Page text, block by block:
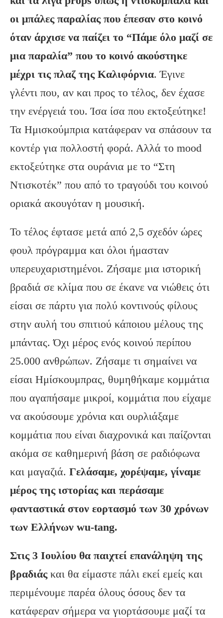
οι μπάλες παραλίας που έπεσαν στο κοινό
όταν άρχισε να παίζει το “Πάμε όλο μαζί σε
μια παραλία” που το κοινό ακούστηκε
μέχρι τις πλαζ της Καλιφόρνια. Έγινε
γλέντι που, αν και προς το τέλος, δεν έχασε
την ενέργειά του. Ίσα ίσα που εκτοξεύτηκε!
Τα Ημισκούμπρια κατάφεραν να σπάσουν τα
κοντέρ για πολλοστή φορά. Αλλά το mood
εκτοξεύτηκε στα ουράνια με το “Στη
Ντισκοτέκ” που από το τραγούδι του κοινού
οριακά ακουγόταν η μουσική.
Το τέλος έφτασε μετά από 2,5 σχεδόν ώρες
φουλ πρόγραμμα και όλοι ήμασταν
υπερευχαριστημένοι. Ζήσαμε μια ιστορική
βραδιά σε κλίμα που σε έκανε να νιώθεις ότι
είσαι σε πάρτυ για πολύ κοντινούς φίλους
στην αυλή του σπιτιού κάποιου μέλους της
μπάντας. Όχι μέρος ενός κοινού περίπου
25.000 ανθρώπων. Ζήσαμε τι σημαίνει να
είσαι Ημίσκουμπρας, θυμηθήκαμε κομμάτια
που αγαπήσαμε μικροί, κομμάτια που είχαμε
να ακούσουμε χρόνια και ουρλιάξαμε
κομμάτια που είναι διαχρονικά και παίζονται
ακόμα σε καθημερινή βάση σε ραδιόφωνα
και μαγαζιά. Γελάσαμε, χορέψαμε, γίναμε
μέρος της ιστορίας και περάσαμε
φανταστικά στον εορτασμό των 30 χρόνων
των Ελλήνων wu-tang.
Στις 3 Ιουλίου θα παιχτεί επανάληψη της
βραδιάςκαι θα είμαστε πάλι εκεί εμείς και
περιμένουμε παρέα όλους όσους δεν τα
κατάφεραν σήμερα να γιορτάσουμε μαζί τα